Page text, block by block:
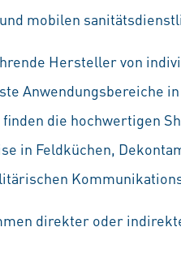
mobilen
Hersteller von
Anwendungsbereiche
die hochwertigen
in Feldküchen,
direkter oder